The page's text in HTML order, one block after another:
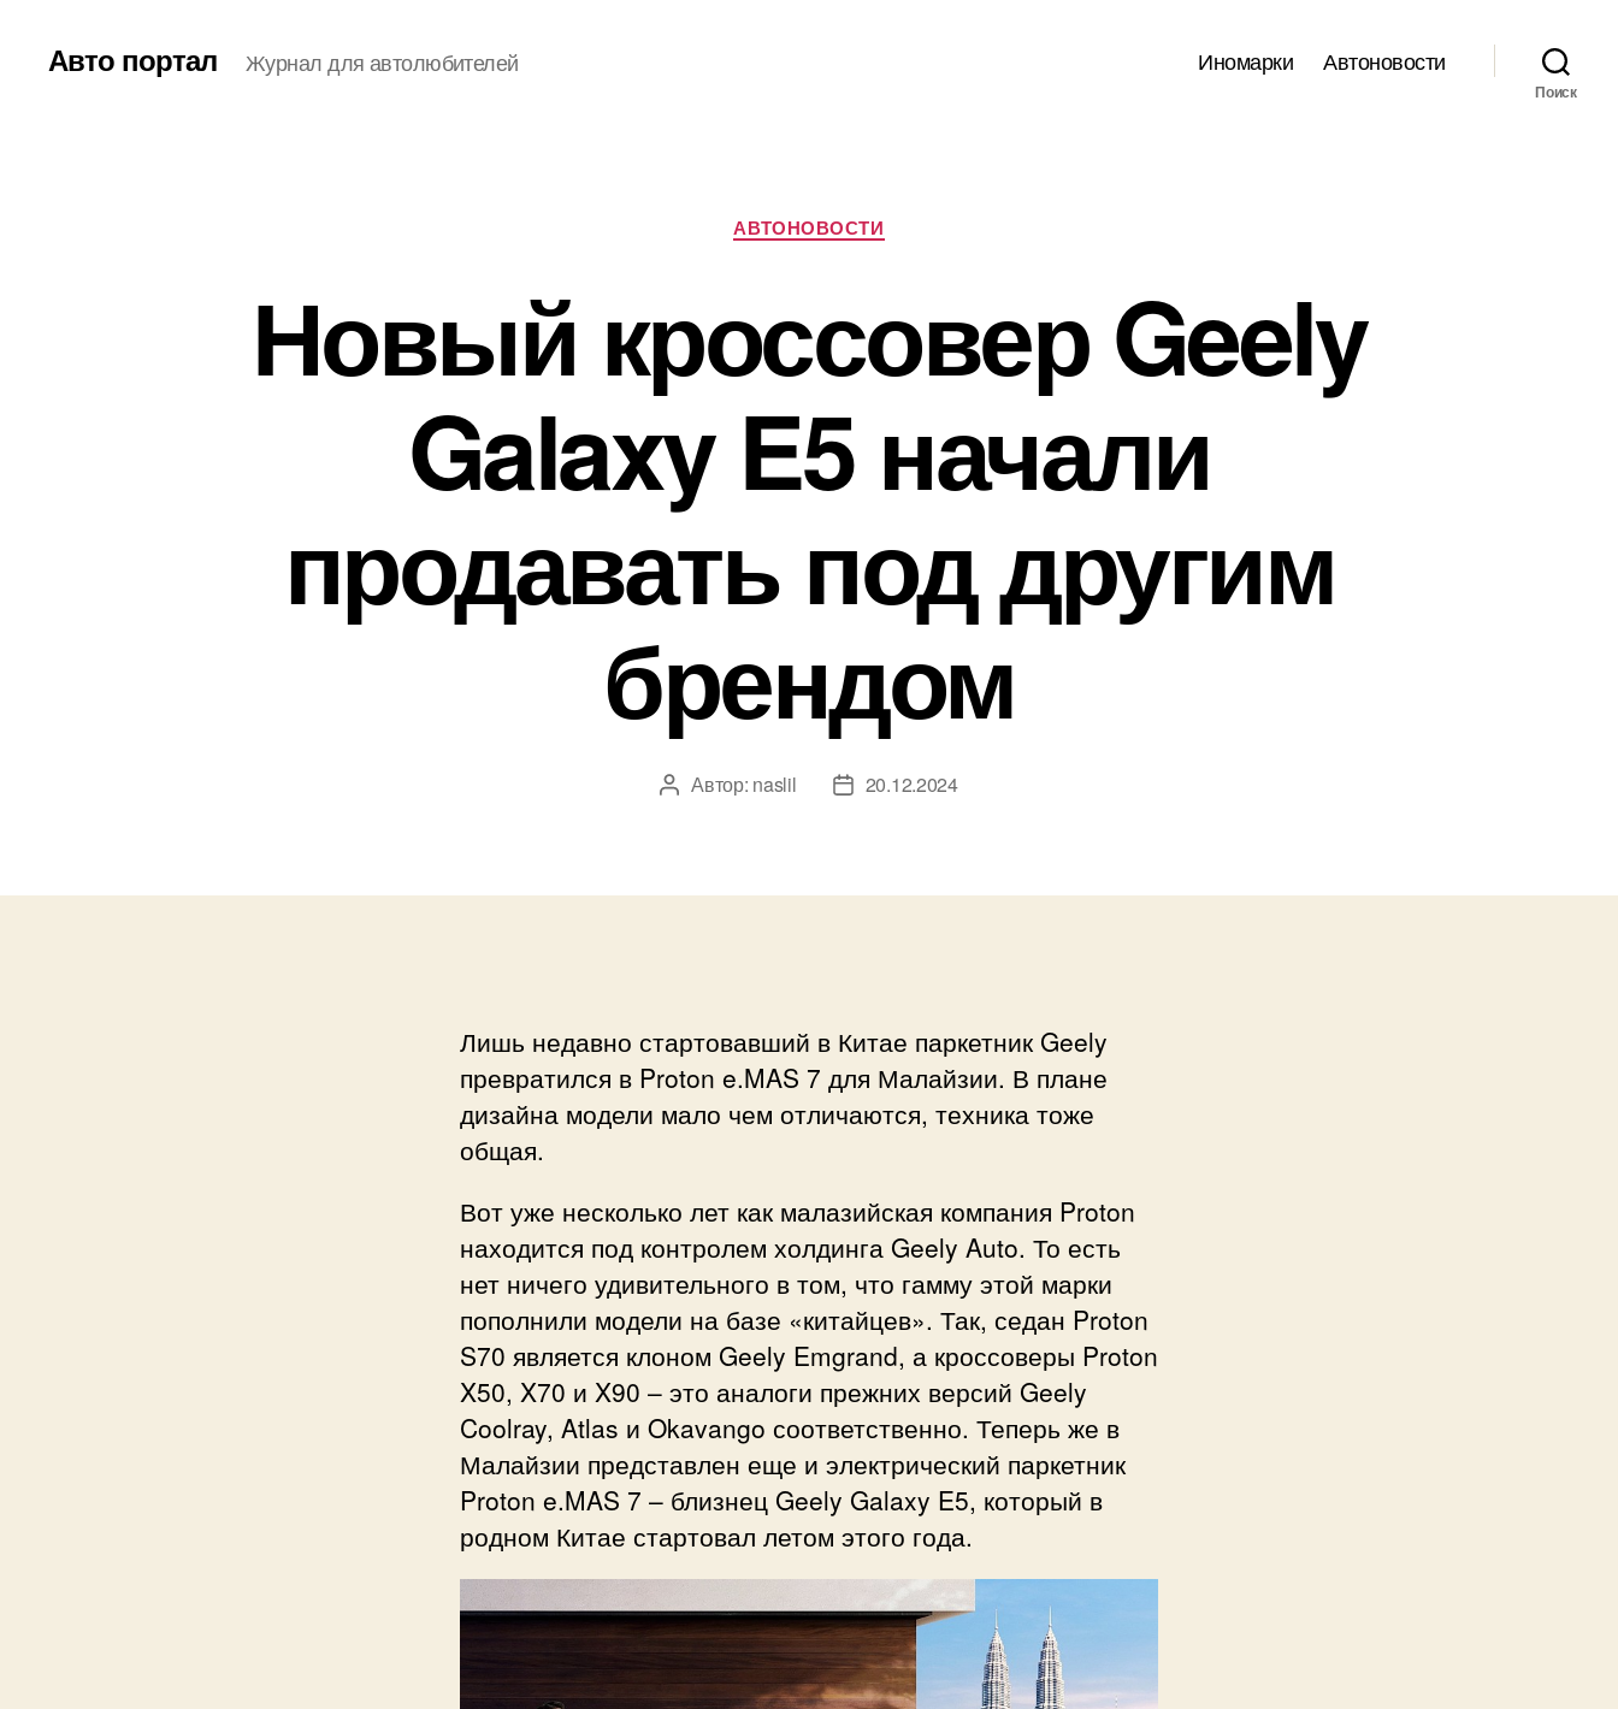
Авто портал Журнал для автолюбителей Иномарки Автоновости
Поиск
Рубрики
АВТОНОВОСТИ
Новый кроссовер Geely
Galaxy E5 начали
продавать под другим
брендом
Автор
Автор: naslil
Дата20.12.2024
Лишь недавно стартовавший в Китае паркетник Geely
превратился в Proton e.MAS 7 для Малайзии. В плане
дизайна модели мало чем отличаются, техника тоже
общая.
Вот уже несколько лет как малазийская компания Proton
находится под контролем холдинга Geely Auto. То есть
нет ничего удивительного в том, что гамму этой марки
пополнили модели на базе «китайцев». Так, седан Proton
S70 является клоном Geely Emgrand, а кроссоверы Proton
X50, X70 и X90 – это аналоги прежних версий Geely
Coolray, Atlas и Okavango соответственно. Теперь же в
Малайзии представлен еще и электрический паркетник
Proton e.MAS 7 – близнец Geely Galaxy E5, который в
родном Китае стартовал летом этого года.